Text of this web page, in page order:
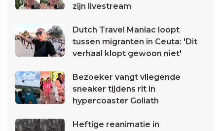
zijn livestream
Dutch Travel Maniac loopt
tussen migranten in Ceuta: 'Dit
verhaal klopt gewoon niet'
Bezoeker vangt vliegende
sneaker tijdens rit in
hypercoaster Goliath
Heftige reanimatie in